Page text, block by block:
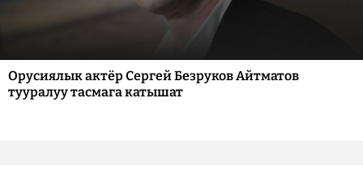
Орусиялык актёр Сергей Безруков Айтматов
тууралуу тасмага катышат